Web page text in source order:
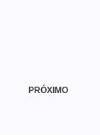
PRÓXIMO